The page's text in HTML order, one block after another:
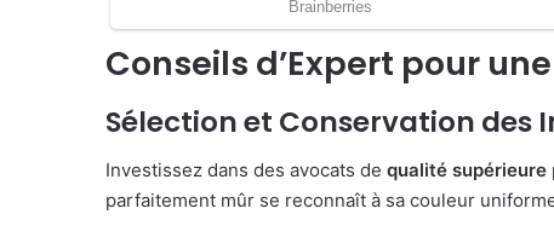
Conseils d’Expert pour
Sélection et Conservation des
Investissez dans des avocats de qualité supérieure
parfaitement mûr se reconnaît à sa couleur